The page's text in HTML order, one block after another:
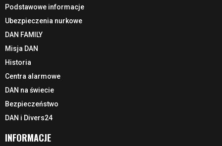
Podstawowe informacje
Ubezpieczenia nurkowe
DAN FAMILY
Misja DAN
Historia
Centra alarmowe
DAN na świecie
Bezpieczeństwo
DAN i Divers24
INFORMACJE